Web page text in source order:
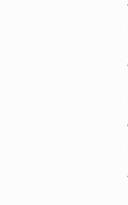
صنعت 3
دوم
صنعت6